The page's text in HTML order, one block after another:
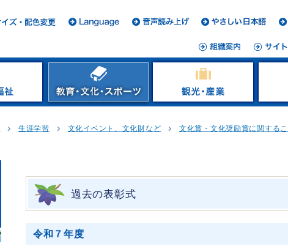
生涯学習 文化イベント、文化財など
文化賞・文化奨励賞に関する
過去の表彰式
令和７年度